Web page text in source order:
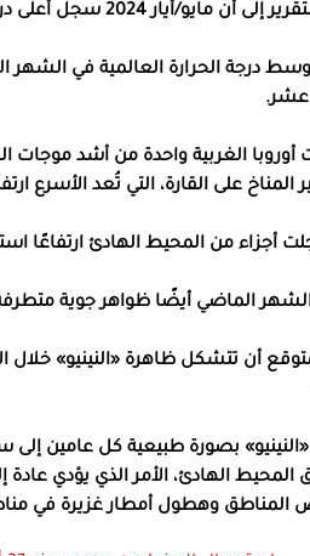
2024 سجل أعلى درجة حرارة لهذا الشهر منذ بدء السجلات في عام 1940.
عشر.
الغربية واحدة من أشد موجات
المناخ على القارة، التي تُعد الأسرع
أجزاء من المحيط الهادئ ارتفاعًا
الماضي أيضًا ظواهر جوية
أن تتشكل ظاهرة «النينيو» خلال
بصورة طبيعية كل عامين إلى
الهادئ، الأمر الذي يؤدي عادة
المناطق وهطول أمطار غزيرة في